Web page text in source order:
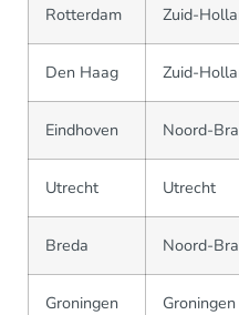
Rotterdam Zuid-
Den Haag Zuid-
Eindhoven Noord-
Utrecht Utrecht
Breda Noord-
Groningen Groningen